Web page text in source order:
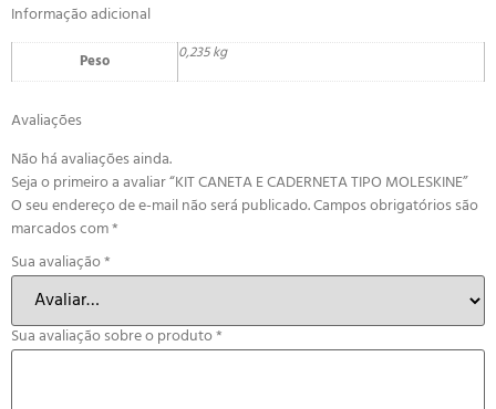
Informação adicional
Peso 0,235 kg
Avaliações
Não há avaliações ainda.
Seja o primeiro a avaliar “KIT CANETA E CADERNETA TIPO MOLESKINE”
O seu endereço de e-mail não será publicado.Campos obrigatórios são
marcados com*
Sua avaliação*
Sua avaliação sobre o produto*